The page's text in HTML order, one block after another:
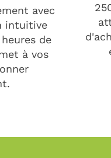
avec
intuitive
de
à vos